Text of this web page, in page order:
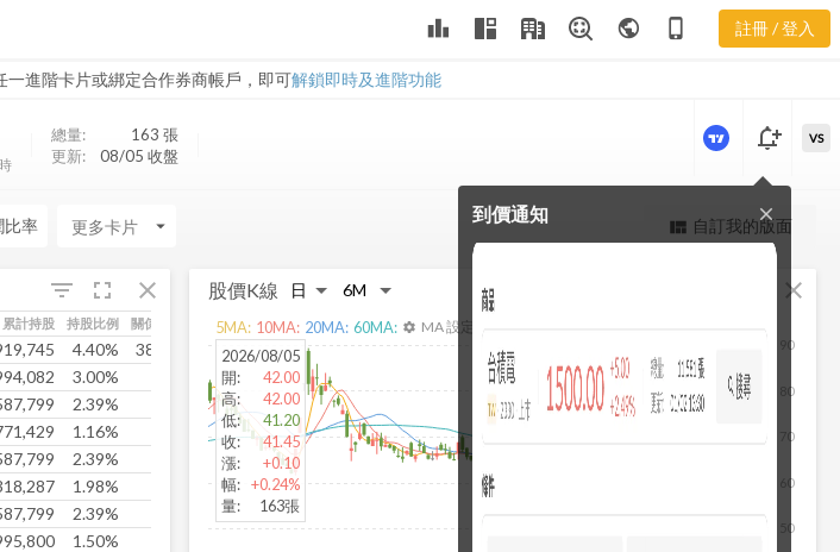
leaderboard public phone_iphone 註冊 / 登入
一進階卡片或綁定合作券商帳戶，即可解鎖即時及進階功能
股
總量: 163 張
更新:
08/05 收盤
更強大的進階價量圖表
notification_add
到價通知 close
VS
比率 arrow_drop_down view_quilt 自訂我的版面
fullscreen close
filter_list
累計持股 持股比例 關係人持股
4.40%
385,714
3.00%
2.39%
1.16%
2.39%
1.98%
2.39%
1.50%
股價K線 close
50
60
70
80
90
2026/08/05
開:
42.00
高:
42.00
低:
41.20
收:
41.45
漲:
+0.10
幅: +0.24%
量: 163張
5MA: 10MA: 20MA: 60MA: settings MA 設定